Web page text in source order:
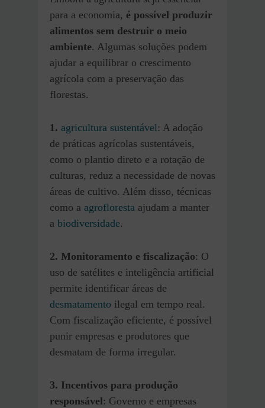
para a economia, é possível produzir
alimentos sem destruir o meio
ambiente. Algumas soluções podem
ajudar a equilibrar o crescimento
agrícola com a preservação das
florestas.
1. agricultura sustentável: A adoção
de práticas agrícolas sustentáveis,
como o plantio direto e a rotação de
culturas, reduz a necessidade de novas
áreas de cultivo. Além disso, técnicas
como a agrofloresta ajudam a manter
a biodiversidade.
2. Monitoramento e fiscalização: O
uso de satélites e inteligência artificial
permite identificar áreas de
desmatamento ilegal em tempo real.
Com fiscalização eficiente, é possível
punir empresas e produtores que
desmatam de forma irregular.
3. Incentivos para produção
responsável: Governo e empresas